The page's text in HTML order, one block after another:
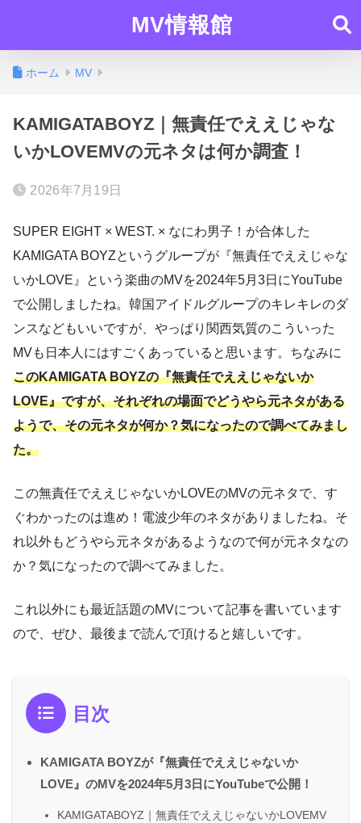
MV情報館
ホーム MV
KAMIGATABOYZ｜無責任でええじゃな
いかLOVEMVの元ネタは何か調査！
2026年7月19日
SUPER EIGHT × WEST. × なにわ男子！が合体した
KAMIGATA BOYZというグループが『無責任でええじゃな
いかLOVE』という楽曲のMVを2024年5月3日にYouTube
で公開しましたね。韓国アイドルグループのキレキレのダ
ンスなどもいいですが、やっぱり関西気質のこういった
MVも日本人にはすごくあっていると思います。ちなみに
このKAMIGATA BOYZの『無責任でええじゃないか
LOVE』ですが、それぞれの場面でどうやら元ネタがある
ようで、その元ネタが何か？気になったので調べてみまし
た。
この無責任でええじゃないかLOVEのMVの元ネタで、す
ぐわかったのは進め！電波少年のネタがありましたね。そ
れ以外もどうやら元ネタがあるようなので何が元ネタなの
か？気になったので調べてみました。
これ以外にも最近話題のMVについて記事を書いています
ので、ぜひ、最後まで読んで頂けると嬉しいです。
目次
KAMIGATA BOYZが『無責任でええじゃないか
LOVE』のMVを2024年5月3日にYouTubeで公開！
KAMIGATABOYZ｜無責任でええじゃないかLOVEMV